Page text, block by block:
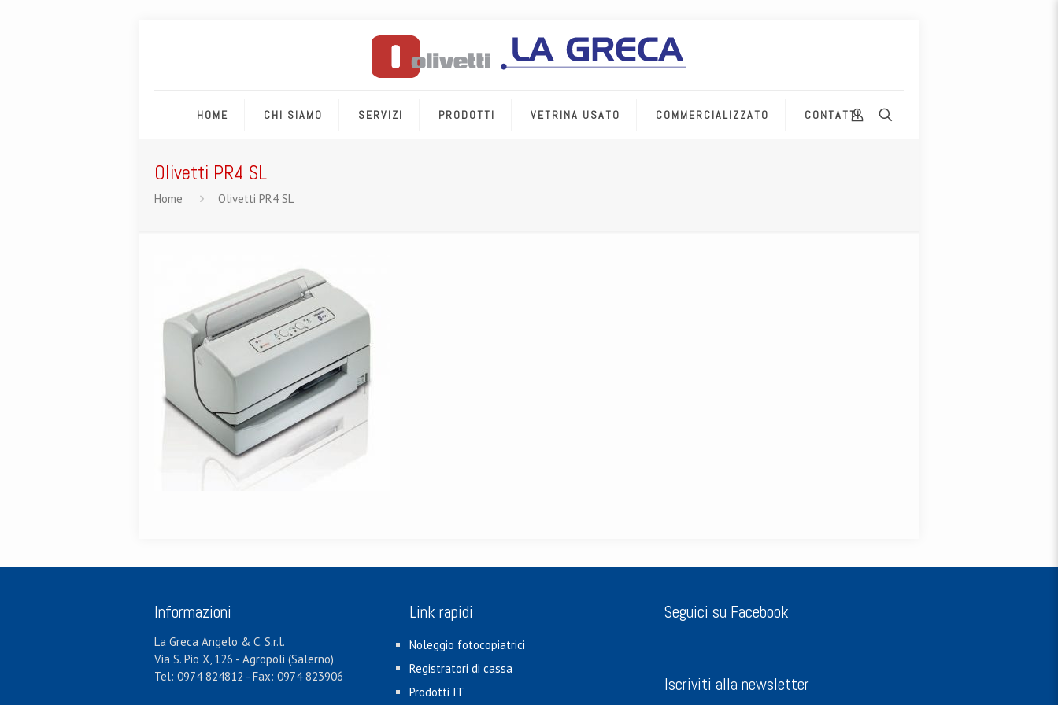
HOME CHI SIAMO SERVIZI PRODOTTI VETRINA USATO COMMERCIALIZZATO CONTATTI
Olivetti PR4 SL
Home Olivetti PR4 SL
Informazioni
La Greca Angelo & C. S.r.l.
Via S. Pio X, 126 - Agropoli (Salerno)
Tel: 0974 824812 - Fax: 0974 823906
Link rapidi
Noleggio fotocopiatrici
Registratori di cassa
Prodotti IT
Seguici su Facebook
Iscriviti alla newsletter